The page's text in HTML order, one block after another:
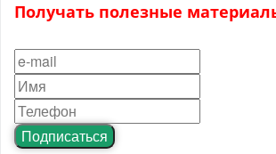
Получать полезные
Подписаться